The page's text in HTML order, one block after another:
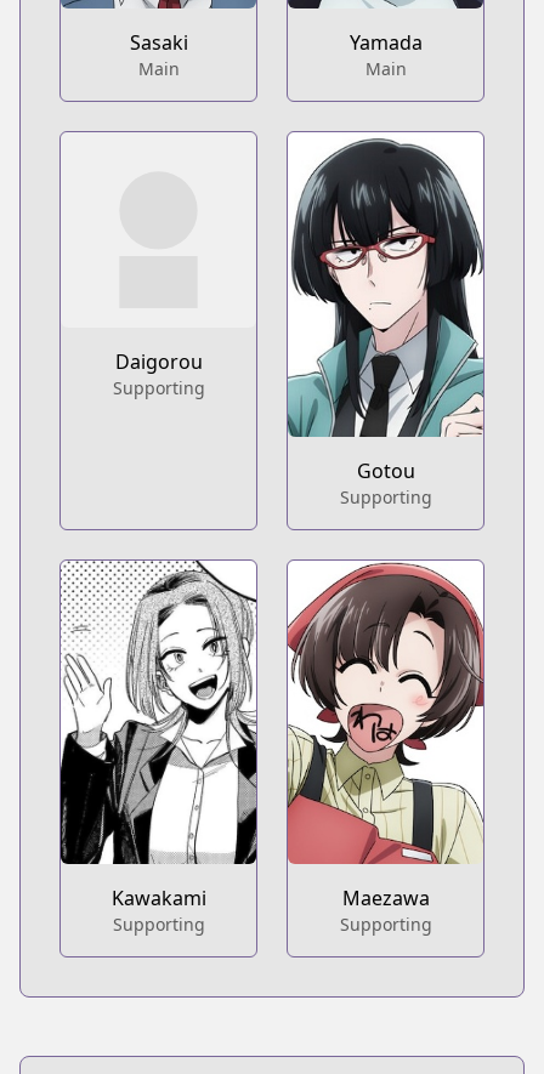
Sasaki
Main
Yamada
Main
Daigorou
Supporting
Gotou
Supporting
Kawakami
Supporting
Maezawa
Supporting